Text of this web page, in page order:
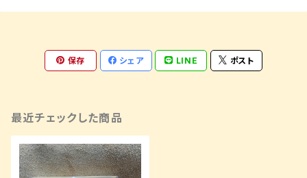
保存 シェア LINE ポスト
最近チェックした商品